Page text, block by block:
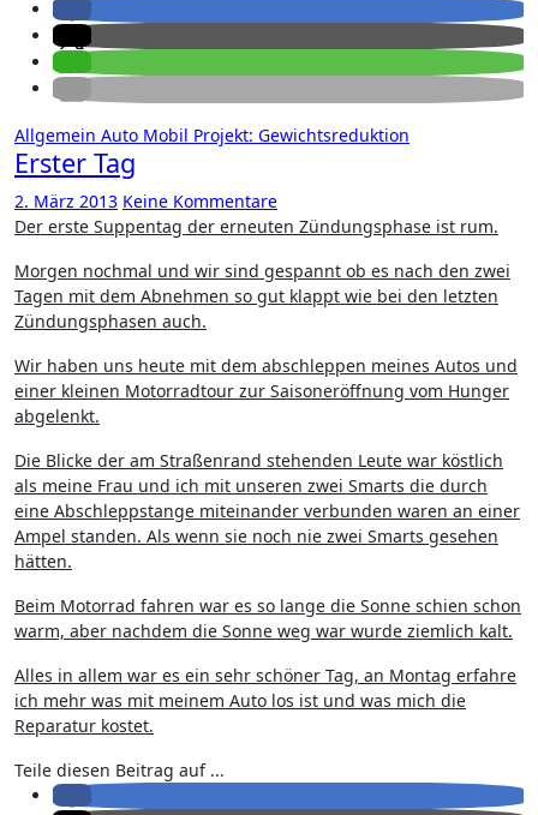
Allgemein Auto Mobil Projekt: Gewichtsreduktion
Erster Tag
2. März 2013 Keine Kommentare
Der erste Suppentag der erneuten Zündungsphase ist rum.
Morgen nochmal und wir sind gespannt ob es nach den zwei
Tagen mit dem Abnehmen so gut klappt wie bei den letzten
Zündungsphasen auch.
Wir haben uns heute mit dem abschleppen meines Autos und
einer kleinen Motorradtour zur Saisoneröffnung vom Hunger
abgelenkt.
Die Blicke der am Straßenrand stehenden Leute war köstlich
als meine Frau und ich mit unseren zwei Smarts die durch
eine Abschleppstange miteinander verbunden waren an einer
Ampel standen. Als wenn sie noch nie zwei Smarts gesehen
hätten.
Beim Motorrad fahren war es so lange die Sonne schien schon
warm, aber nachdem die Sonne weg war wurde ziemlich kalt.
Alles in allem war es ein sehr schöner Tag, an Montag erfahre
ich mehr was mit meinem Auto los ist und was mich die
Reparatur kostet.
Teile diesen Beitrag auf ...